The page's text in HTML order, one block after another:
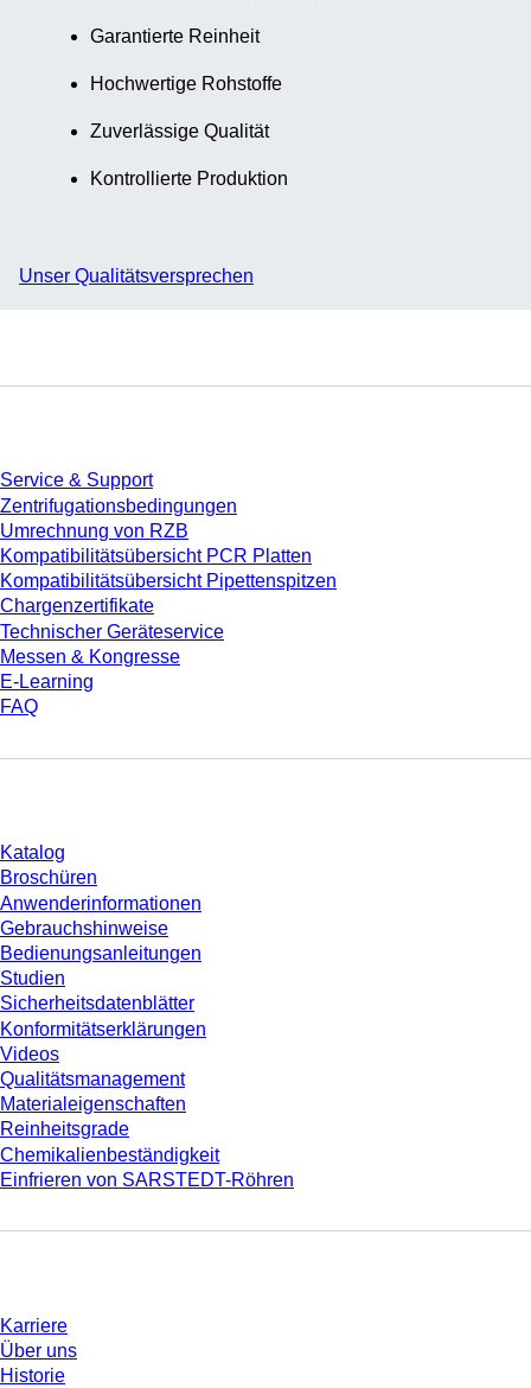
Garantierte Reinheit
Hochwertige Rohstoffe
Zuverlässige Qualität
Kontrollierte Produktion
Unser Qualitätsversprechen
Service & Support
Zentrifugationsbedingungen
Umrechnung von RZB
Kompatibilitätsübersicht PCR Platten
Kompatibilitätsübersicht Pipettenspitzen
Chargenzertifikate
Technischer Geräteservice
Messen & Kongresse
E-Learning
FAQ
Katalog
Broschüren
Anwenderinformationen
Gebrauchshinweise
Bedienungsanleitungen
Studien
Sicherheitsdatenblätter
Konformitätserklärungen
Videos
Qualitätsmanagement
Materialeigenschaften
Reinheitsgrade
Chemikalienbeständigkeit
Einfrieren von SARSTEDT-Röhren
Karriere
Über uns
Historie